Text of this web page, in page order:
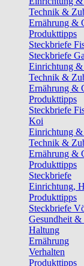
Technik &
Ernährung &
Produkttipps
Steckbriefe
Steckbriefe
Einrichtung &
Technik &
Ernährung &
Produkttipps
Steckbriefe
Koi
Einrichtung &
Technik &
Ernährung &
Produkttipps
Steckbriefe
Einrichtung,
Produkttipps
Steckbriefe
Gesundheit &
Haltung
Ernährung
Verhalten
Produkttipps